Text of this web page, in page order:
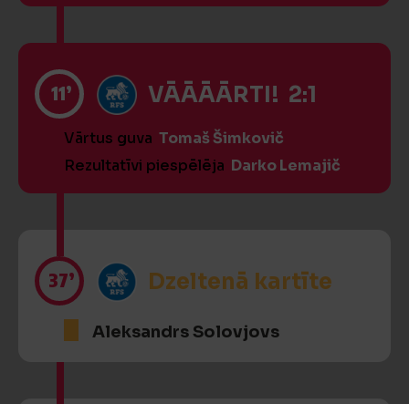
11’ VĀĀĀĀRTI! 2:1
Vārtus guva Tomaš Šimkovič
Rezultatīvi piespēlēja Darko Lemajič
37’ Dzeltenā kartīte
Aleksandrs Solovjovs